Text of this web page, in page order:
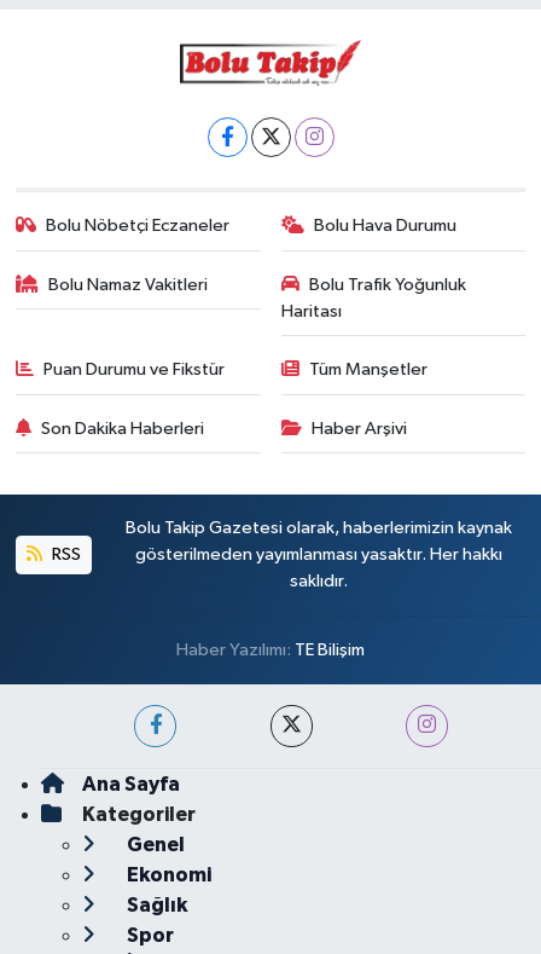
Bolu Nöbetçi Eczaneler Bolu Hava Durumu
Bolu Namaz Vakitleri
Bolu Trafik Yoğunluk
Haritası
Puan Durumu ve Fikstür Tüm Manşetler
Son Dakika Haberleri Haber Arşivi
RSS
Bolu Takip Gazetesi olarak, haberlerimizin kaynak
gösterilmeden yayımlanması yasaktır. Her hakkı
saklıdır.
Haber Yazılımı: TE Bilişim
Ana Sayfa
Kategoriler
Genel
Ekonomi
Sağlık
Spor